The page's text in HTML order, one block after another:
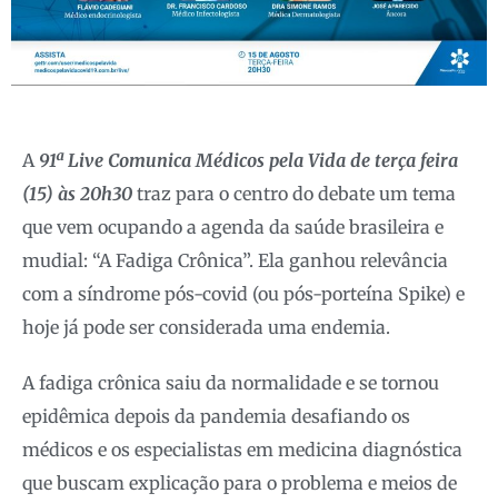
A 91ª Live Comunica Médicos pela Vida de terça feira
(15) às 20h30 traz para o centro do debate um tema
que vem ocupando a agenda da saúde brasileira e
mudial: “A Fadiga Crônica”. Ela ganhou relevância
com a síndrome pós-covid (ou pós-porteína Spike) e
hoje já pode ser considerada uma endemia.
A fadiga crônica saiu da normalidade e se tornou
epidêmica depois da pandemia desafiando os
médicos e os especialistas em medicina diagnóstica
que buscam explicação para o problema e meios de